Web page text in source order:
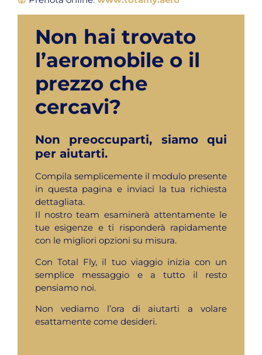
Non hai trovato
l’aeromobile o il
prezzo che
cercavi?
Non preoccuparti, siamo qui
per aiutarti.
Compila semplicemente il modulo presente
in questa pagina e inviaci la tua richiesta
dettagliata.
Il nostro team esaminerà attentamente le
tue esigenze e ti risponderà rapidamente
con le migliori opzioni su misura.
Con Total Fly, il tuo viaggio inizia con un
semplice messaggio e a tutto il resto
pensiamo noi.
Non vediamo l’ora di aiutarti a volare
esattamente come desideri.